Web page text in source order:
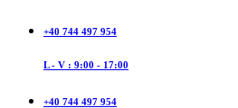
+40 744 497 954
L - V : 9:00 - 17:00
+40 744 497 954